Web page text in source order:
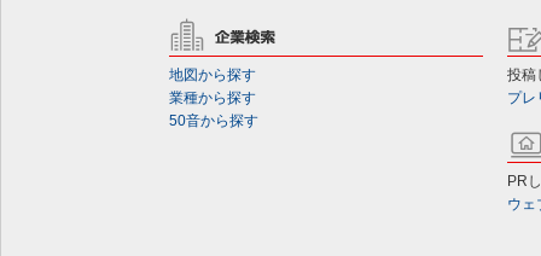
地図から探す
業種から探す
50音から探す
投稿
プレ
PR
ウェ